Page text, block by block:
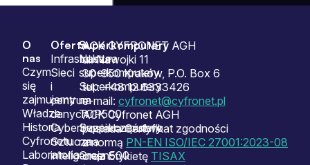
Sitemap
O
nas
Czym
się
zajmujemy
Władze
Historia
Cyfronetu
Laboratoria
Oferta
Infrastruktura
Sieci
i
centrum
danych
Cyberbezpieczeństwo
Sztuczna
inteligencja
Superkomputery
Nasze
superkomputery
Superkomputery
na
TOP500
Superkomputery
na
Green500
ACK CYFRONET AGH
ul. Nawojki 11
30-950 Kraków, P.O. Box 6
tel.: +48 12 6333426
e-mail: cyfronet@cyfronet.pl
ACK Cyfronet AGH
posiada Certyfikat zgodności
z normą PN-EN ISO/IEC 27001:2023-08
oraz Etykietę TISAX